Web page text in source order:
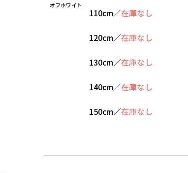
オフホワイト
110cm／在庫なし
120cm／在庫なし
130cm／在庫なし
140cm／在庫なし
150cm／在庫なし